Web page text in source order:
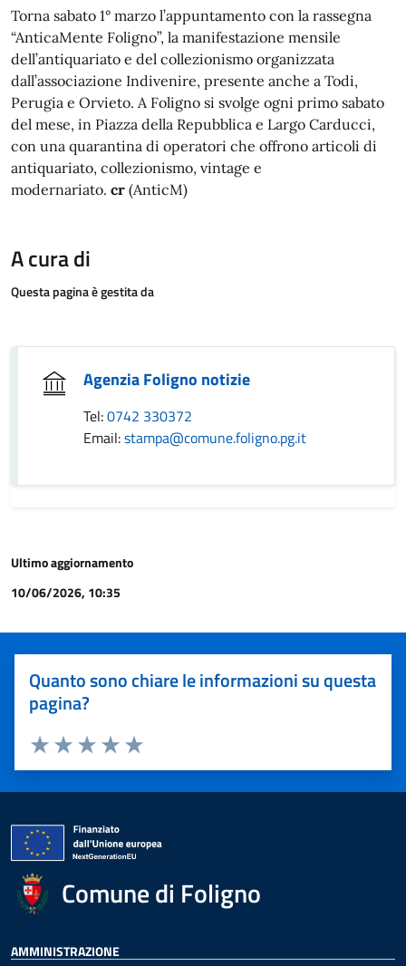
Torna sabato 1° marzo l’appuntamento con la rassegna
“AnticaMente Foligno”, la manifestazione mensile
dell’antiquariato e del collezionismo organizzata
dall’associazione Indivenire, presente anche a Todi,
Perugia e Orvieto. A Foligno si svolge ogni primo sabato
del mese, in Piazza della Repubblica e Largo Carducci,
con una quarantina di operatori che offrono articoli di
antiquariato, collezionismo, vintage e
modernariato. cr (AnticM)
A cura di
Questa pagina è gestita da
Agenzia Foligno notizie
Tel:0742 330372
Email:stampa@comune.foligno.pg.it
Ultimo aggiornamento
10/06/2026, 10:35
Quanto sono chiare le informazioni su questa
pagina?
Valuta 5 stelle su 5
Valuta 4 stelle su 5
Valuta 3 stelle su 5
Valuta 2 stelle su 5
Valuta 1 stelle su 5
Comune di Foligno
AMMINISTRAZIONE